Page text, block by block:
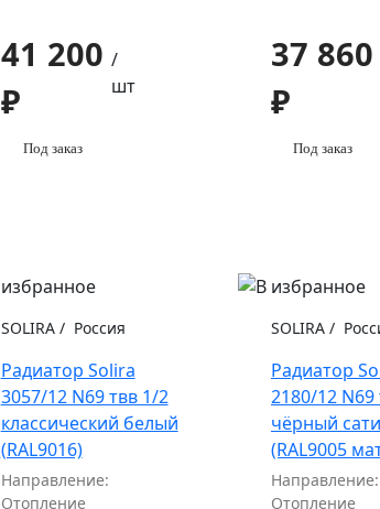
41 200
₽
/
шт
Под заказ
37 860
₽
Под заказ
SOLIRA/ Россия
Радиатор Solira
3057/12 N69 твв 1/2
классический белый
(RAL9016)
Направление:
Отопление
SOLIRA /
Радиатор
2180/12 N69
чёрный
(RAL9005
Направление:
Отопление